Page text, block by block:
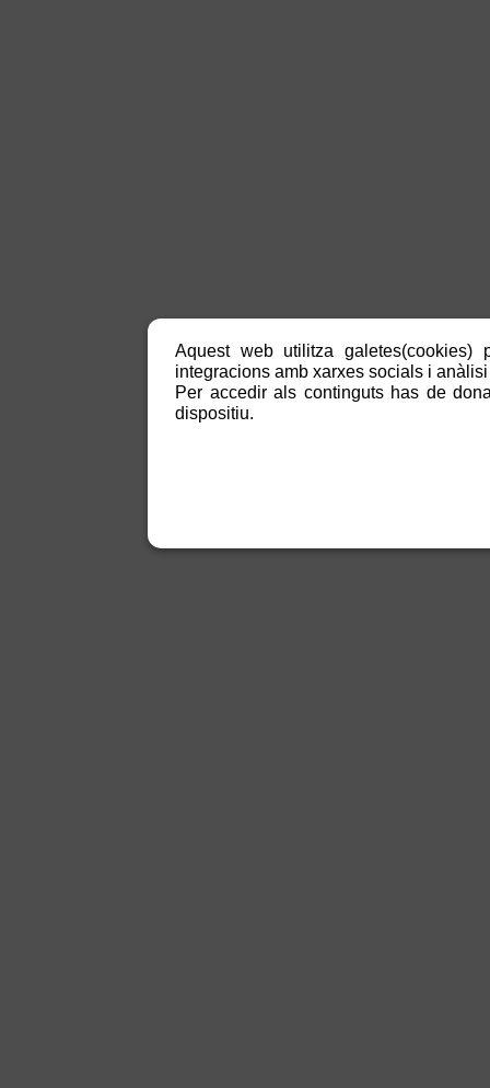
Aquest web utilitza
integracions amb xarxes socials i
Per accedir als continguts has de
dispositiu.